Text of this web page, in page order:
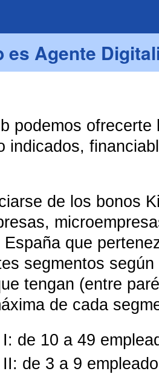
es Agente
podemos
indicados,
de los bonos
que
segmentos
tengan (entre
de cada
de 10 a 49
de 3 a 9